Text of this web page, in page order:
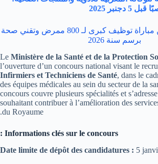
وزارة الصحة تعلن عن مباراة توظيف كبرى لـ 800 ممرض وتقني صحة
برسم سنة 2026
Le Ministère de la Santé et de la Protection
l’ouverture d’un concours national visant le
Infirmiers et Techniciens de Santé, dans le
des équipes médicales au sein du secteur de la
concours couvre plusieurs spécialités et
souhaitant contribuer à l’amélioration des
du Royaume.
Informations clés sur le concours :
Date limite de dépôt des candidatures : 5